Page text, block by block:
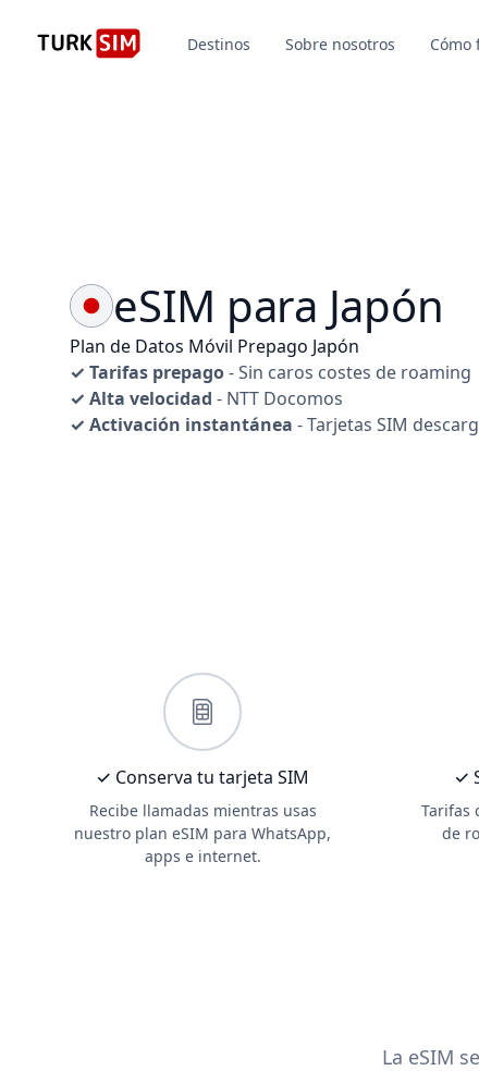
Destinos Sobre nosotros Cómo
eSIM para Japón
Plan de Datos Móvil Prepago Japón
✓ Tarifas prepago- Sin caros costes de roaming
✓ Alta velocidad - NTT Docomos
✓ Activación instantánea - Tarjetas SIM
✓ Conserva tu tarjeta SIM
Recibe llamadas mientras usas
nuestro plan eSIM para WhatsApp,
apps e internet.
✓
Tarifas
de
La eSIM